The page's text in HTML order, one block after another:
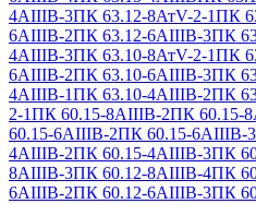
4АIIIВ-3ПК 63.12-8АтV-2-1ПК
6АIIIВ-2ПК 63.12-6АIIIВ-3ПК
4АIIIВ-3ПК 63.10-8АтV-2-1ПК
6АIIIВ-2ПК 63.10-6АIIIВ-3ПК
4АIIIВ-1ПК 63.10-4АIIIВ-2ПК
2-1ПК 60.15-8АIIIВ-2ПК 60.15-
60.15-6АIIIВ-2ПК 60.15-6АIIIВ-3
4АIIIВ-2ПК 60.15-4АIIIВ-3ПК
8АIIIВ-3ПК 60.12-8АIIIВ-4ПК
6АIIIВ-2ПК 60.12-6АIIIВ-3ПК